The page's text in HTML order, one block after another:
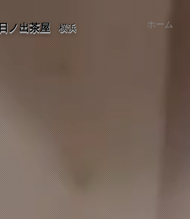
​日ノ出茶屋 ホーム
​横浜